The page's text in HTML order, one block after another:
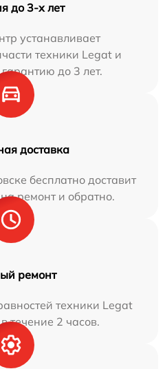
до 3-х лет
устанавливает
техники Legat и
до 3 лет.
доставка
бесплатно доставит
ремонт и обратно.
ремонт
техники Legat
течение 2 часов.